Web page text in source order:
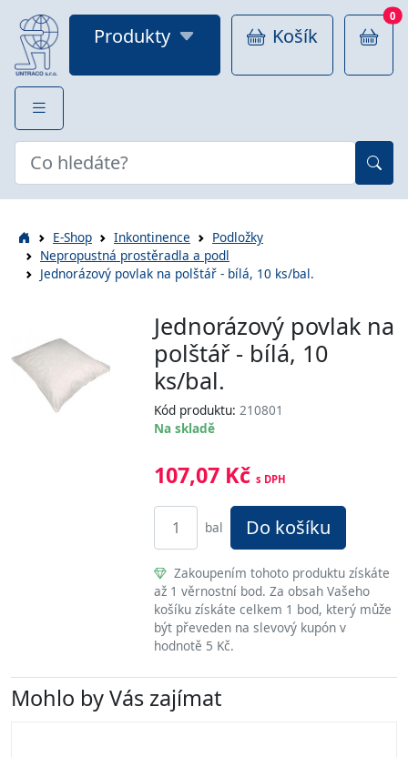
Produkty Košík
0
E-Shop Inkontinence
Podložky
Nepropustná prostěradla a podl
Jednorázový povlak na polštář - bílá, 10 ks/bal.
Jednorázový povlak na
polštář - bílá, 10
ks/bal.
Kód produktu:210801
Na skladě
107,07 Kčs DPH
bal Do košíku
Zakoupením tohoto produktu získáte
až 1 věrnostní bod. Za obsah Vašeho
košíku získáte celkem 1 bod, který může
být převeden na slevový kupón v
hodnotě 5 Kč.
Mohlo by Vás zajímat